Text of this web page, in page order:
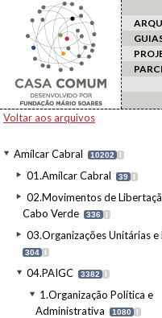
Voltar aos arquivos
Amílcar Cabral 10202 I
01.Amílcar Cabral 39 I
02.Movimentos de
Cabo Verde
336 I
03.Organizações Unitárias e
304 I
04.PAIGC 3382 I
1.Organização Política e
Administrativa
1080 I